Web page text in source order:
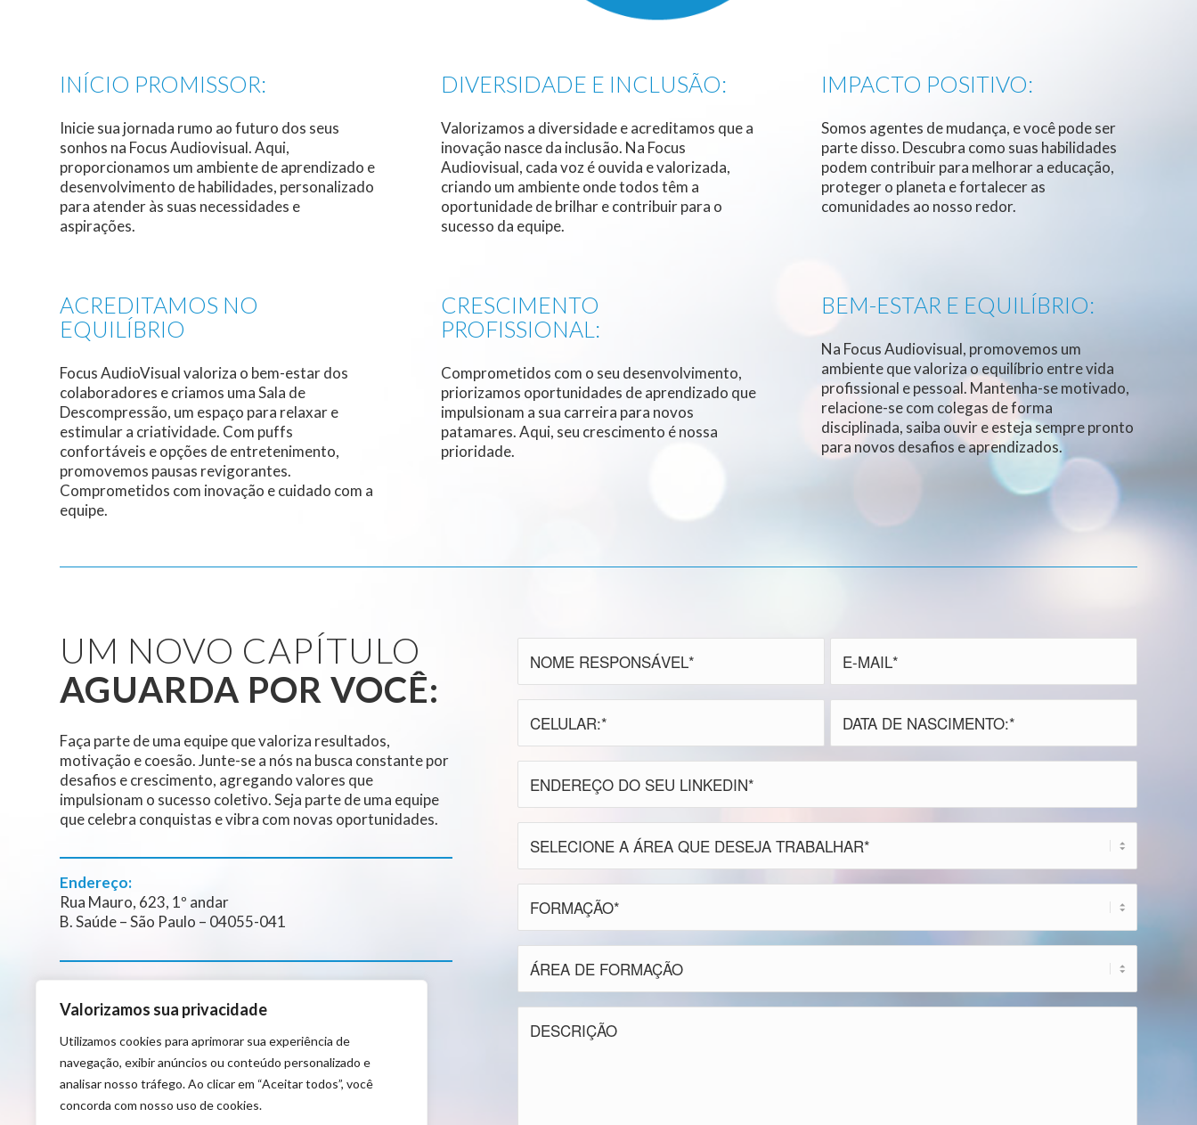
Valorizamos sua privacidade
Utilizamos cookies para aprimorar sua experiência de
navegação, exibir anúncios ou conteúdo personalizado e
analisar nosso tráfego. Ao clicar em “Aceitar todos”, você
concorda com nosso uso de cookies.
INÍCIO PROMISSOR:
Inicie sua jornada rumo ao futuro dos seus
sonhos na Focus Audiovisual. Aqui,
proporcionamos um ambiente de aprendizado e
desenvolvimento de habilidades, personalizado
para atender às suas necessidades e
aspirações.
DIVERSIDADE E INCLUSÃO:
Valorizamos a diversidade e acreditamos que a
inovação nasce da inclusão. Na Focus
Audiovisual, cada voz é ouvida e valorizada,
criando um ambiente onde todos têm a
oportunidade de brilhar e contribuir para o
sucesso da equipe.
IMPACTO POSITIVO:
Somos agentes de mudança, e você pode ser
parte disso. Descubra como suas habilidades
podem contribuir para melhorar a educação,
proteger o planeta e fortalecer as
comunidades ao nosso redor.
ACREDITAMOS NO
EQUILÍBRIO
Focus AudioVisual valoriza o bem-estar dos
colaboradores e criamos uma Sala de
Descompressão, um espaço para relaxar e
estimular a criatividade. Com puffs
confortáveis e opções de entretenimento,
promovemos pausas revigorantes.
Comprometidos com inovação e cuidado com a
equipe.
CRESCIMENTO
PROFISSIONAL:
Comprometidos com o seu desenvolvimento,
priorizamos oportunidades de aprendizado que
impulsionam a sua carreira para novos
patamares. Aqui, seu crescimento é nossa
prioridade.
BEM-ESTAR E EQUILÍBRIO:
Na Focus Audiovisual, promovemos um
ambiente que valoriza o equilíbrio entre vida
profissional e pessoal. Mantenha-se motivado,
relacione-se com colegas de forma
disciplinada, saiba ouvir e esteja sempre pronto
para novos desafios e aprendizados.
UM NOVO CAPÍTULO
AGUARDA POR VOCÊ:
Faça parte de uma equipe que valoriza resultados,
motivação e coesão. Junte-se a nós na busca constante por
desafios e crescimento, agregando valores que
impulsionam o sucesso coletivo. Seja parte de uma equipe
que celebra conquistas e vibra com novas oportunidades.
Endereço:
Rua Mauro, 623, 1º andar
B. Saúde – São Paulo – 04055-041
+55 (11) 96414-9661
contato@focusaudiovisual.com.br